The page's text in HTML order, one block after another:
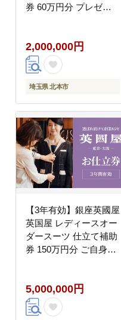
券 60万円分 プレゼン
2,000,000円
埼玉県 北本市
【3年有効】銀座英國屋
英国屋 レディースオー
ダースーツ 仕立て補助
券 150万円分 ご自身用
5,000,000円